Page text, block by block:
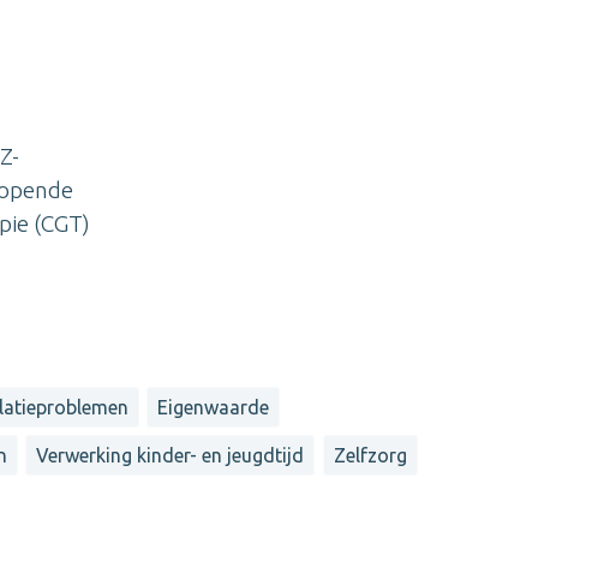
(CGT)
Eigenwaarde
Verwerking kinder- en jeugdtijd Zelfzorg